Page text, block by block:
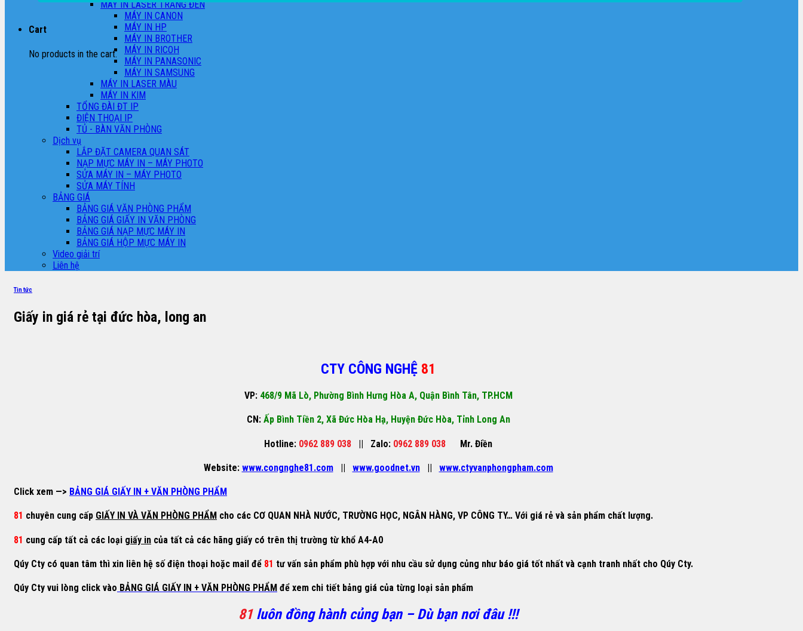
Cart
No products in the cart.
MÁY IN LASER TRẮNG ĐEN
MÁY IN CANON
MÁY IN HP
MÁY IN BROTHER
MÁY IN RICOH
MÁY IN PANASONIC
MÁY IN SAMSUNG
MÁY IN LASER MÀU
MÁY IN KIM
TỔNG ĐÀI ĐT IP
ĐIỆN THOẠI IP
TỦ - BÀN VĂN PHÒNG
Dịch vụ
LẮP ĐẶT CAMERA QUAN SÁT
NẠP MỰC MÁY IN – MÁY PHOTO
SỬA MÁY IN – MÁY PHOTO
SỬA MÁY TÍNH
BẢNG GIÁ
BẢNG GIÁ VĂN PHÒNG PHẨM
BẢNG GIÁ GIẤY IN VĂN PHÒNG
BẢNG GIÁ NẠP MỰC MÁY IN
BẢNG GIÁ HỘP MỰC MÁY IN
Video giải trí
Liên hệ
Tin tức
Giấy in giá rẻ tại đức hòa, long an
CTY CÔNG NGHỆ 81
VP: 468/9 Mã Lò, Phường Bình Hưng Hòa A, Quận Bình Tân, TP.HCM
CN: Ấp Bình Tiền 2, Xã Đức Hòa Hạ, Huyện Đức Hòa, Tỉnh Long An
Hotline: 0962 889 038 || Zalo: 0962 889 038 Mr. Điền
Website: www.congnghe81.com|| www.goodnet.vn|| www.ctyvanphongpham.com
Click xem —> BẢNG GIÁ GIẤY IN + VĂN PHÒNG PHẨM
81 chuyên cung cấp GIẤY IN VÀ VĂN PHÒNG PHẨM cho các CƠ QUAN NHÀ NƯỚC, TRƯỜNG HỌC, NGÂN HÀNG, VP CÔNG TY… Với giá rẻ và sản phẩm chất lượng.
81 cung cấp tất cả các loại giấy in của tất cả các hãng giấy có trên thị trường từ khổ A4-A0
Qúy Cty có quan tâm thì xin liên hệ số điện thoại hoặc mail để 81 tư vấn sản phẩm phù hợp với nhu cầu sử dụng củng như báo giá tốt nhất và cạnh tranh nhất cho Qúy Cty.
Qúy Cty vui lòng click vào BẢNG GIÁ GIẤY IN + VĂN PHÒNG PHẨM để xem chi tiết bảng giá của từng loại sản phẩm
81 luôn đồng hành củng bạn – Dù bạn nơi đâu !!!